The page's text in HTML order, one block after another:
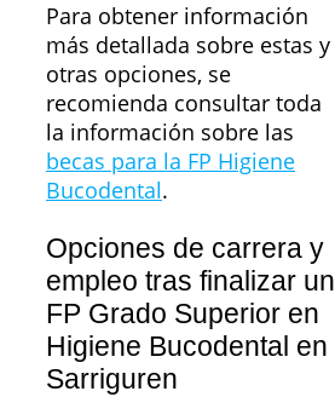
Para obtener información
más detallada sobre estas y
otras opciones, se
recomienda consultar toda
la información sobre las
becas para la FP Higiene
Bucodental.
Opciones de carrera y
empleo tras finalizar un
FP Grado Superior en
Higiene Bucodental en
Sarriguren